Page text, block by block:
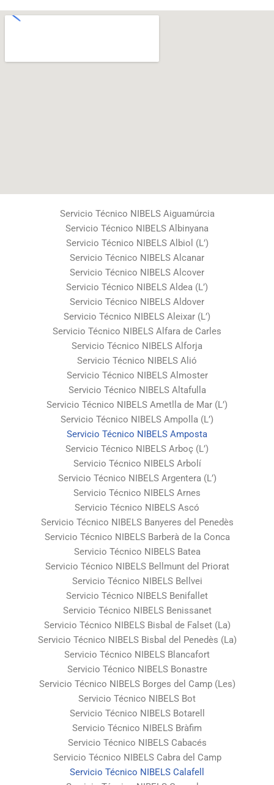
Servicio Técnico NIBELS Aiguamúrcia
Servicio Técnico NIBELS Albinyana
Servicio Técnico NIBELS Albiol (L’)
Servicio Técnico NIBELS Alcanar
Servicio Técnico NIBELS Alcover
Servicio Técnico NIBELS Aldea (L’)
Servicio Técnico NIBELS Aldover
Servicio Técnico NIBELS Aleixar (L’)
Servicio Técnico NIBELS Alfara de Carles
Servicio Técnico NIBELS Alforja
Servicio Técnico NIBELS Alió
Servicio Técnico NIBELS Almoster
Servicio Técnico NIBELS Altafulla
Servicio Técnico NIBELS Ametlla de Mar (L’)
Servicio Técnico NIBELS Ampolla (L’)
Servicio Técnico NIBELS Amposta
Servicio Técnico NIBELS Arboç (L’)
Servicio Técnico NIBELS Arbolí
Servicio Técnico NIBELS Argentera (L’)
Servicio Técnico NIBELS Arnes
Servicio Técnico NIBELS Ascó
Servicio Técnico NIBELS Banyeres del Penedès
Servicio Técnico NIBELS Barberà de la Conca
Servicio Técnico NIBELS Batea
Servicio Técnico NIBELS Bellmunt del Priorat
Servicio Técnico NIBELS Bellvei
Servicio Técnico NIBELS Benifallet
Servicio Técnico NIBELS Benissanet
Servicio Técnico NIBELS Bisbal de Falset (La)
Servicio Técnico NIBELS Bisbal del Penedès (La)
Servicio Técnico NIBELS Blancafort
Servicio Técnico NIBELS Bonastre
Servicio Técnico NIBELS Borges del Camp (Les)
Servicio Técnico NIBELS Bot
Servicio Técnico NIBELS Botarell
Servicio Técnico NIBELS Bràfim
Servicio Técnico NIBELS Cabacés
Servicio Técnico NIBELS Cabra del Camp
Servicio Técnico NIBELS Calafell